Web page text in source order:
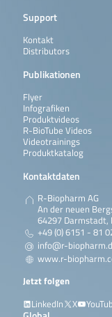
Support
Kontakt
Distributors
Publikationen
Flyer
Infografiken
Produktvideos
R-BioTube Videos
Videotrainings
Produktkatalog
Kontaktdaten
R-Biopharm AG
An der neuen
64297 Darmstadt,
+49 (0) 6151 - 81
info@r-
www.r-
Jetzt folgen
LinkedIn
X